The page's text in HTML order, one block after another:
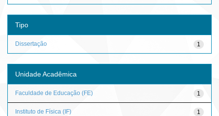
Tipo
1
Dissertação
Unidade Acadêmica
1
Faculdade de Educação (FE)
1
Instituto de Física (IF)